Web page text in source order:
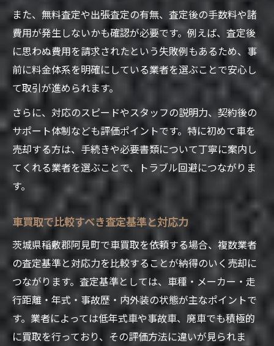
また、無料査定や出張査定の有無、査定後の手数料や諸
費用が発生しないかも確認が必要です。例えば、査定後
に思わぬ費用を請求されたという失敗例もあるため、事
前に料金体系を明確にしている業者を選ぶことで安心し
て取引が進められます。
さらに、対応のスピードやスタッフの説明力、契約後の
サポート体制なども評価ポイントです。特に初めて車を
売却する方は、手続きや必要書類について丁寧に案内し
てくれる業者を選ぶことで、トラブル回避につながりま
す。
車買取で比較すべき査定基準と対応力
茨城県稲敷郡阿見町で車買取を依頼する場合、複数業者
の査定基準と対応力を比較することが納得のいく売却に
つながります。査定基準としては、車種・メーカー・走
行距離・年式・事故歴・内外装の状態が主なポイントで
す。業者によっては低年式車や事故車、廃車でも積極的
に買取を行っており、その評価方法に違いが見られま